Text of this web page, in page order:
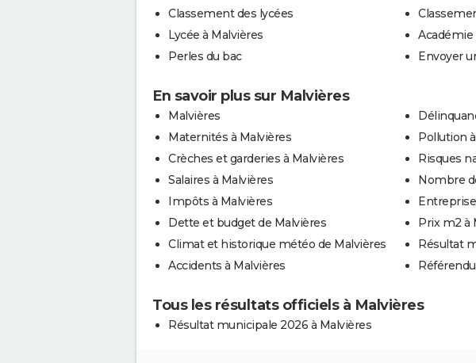
Classement des lycées
Lycée à Malvières
Perles du bac
Envoyer
En savoir plus sur Malvières
Malvières
Maternités à Malvières
Crèches et garderies à Malvières
Salaires à Malvières
Impôts à Malvières
Dette et budget de Malvières
Climat et historique météo de Malvières
Accidents à Malvières
Pollution
Risques
Nombre
Prix m2 à
Résultat
Tous les résultats officiels à Malvières
Résultat municipale 2026 à Malvières